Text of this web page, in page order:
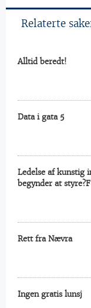
Relaterte
Alltid beredt!
Data i gata 5
Ledelse af kunstig
begynder at styre?F
Rett fra Nævra
Ingen gratis lunsj